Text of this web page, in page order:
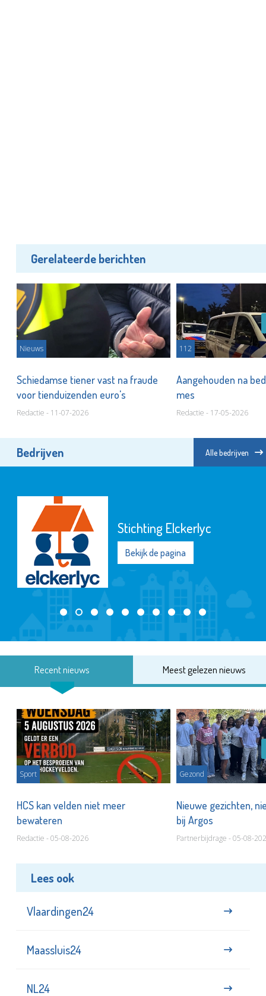
Gerelateerde berichten
Nieuws
Schiedamse tiener vast na fraude
voor tienduizenden euro's
Redactie - 11-07-2026
112
Aangehouden na
mes
Redactie - 17-05-2026
Bedrijven Alle bedrijven
Stichting Elckerlyc
Bekijk de pagina
Recent nieuws Meest gelezen nieuws
Sport
HCS kan velden niet meer
bewateren
Redactie - 05-08-2026
Gezond
Nieuwe gezichten,
bij Argos
Partnerbijdrage - 05-08-
Lees ook
Vlaardingen24
Maassluis24
NL24